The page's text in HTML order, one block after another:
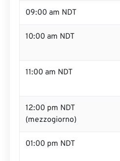
09:00 am NDT
10:00 am NDT
11:00 am NDT
12:00 pm NDT
(mezzogiorno)
01:00 pm NDT